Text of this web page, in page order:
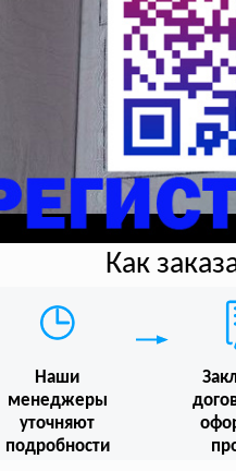
Как
Наши
менеджеры
уточняют
подробности